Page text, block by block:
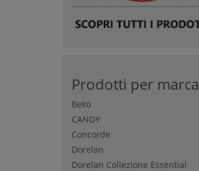
Prodotti per marca
Beko
CANDY
Concorde
Dorelan
Dorelan Collezione Essential